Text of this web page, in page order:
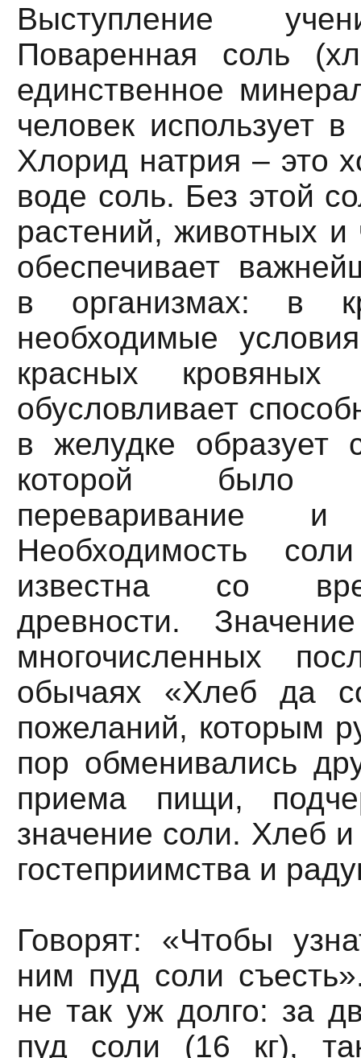
Выступление
Поваренная соль
единственное
человек использует
Хлорид натрия – это
воде соль. Без этой
растений, животных и
обеспечивает
в организмах: в
необходимые
красных
обусловливает
в желудке образует
которой было
переваривание
Необходимость
известна со
древности.
многочисленных
обычаях «Хлеб да
пожеланий, которым
пор обменивались
приема пищи,
значение соли. Хлеб
гостеприимства и
Говорят: «Чтобы
ним пуд соли
не так уж долго: за
пуд соли (16 кг),